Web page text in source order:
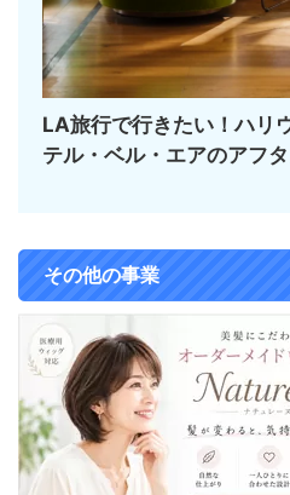
LA旅行で行きたい！ハリ
テル・ベル・エアのアフ
その他の事業